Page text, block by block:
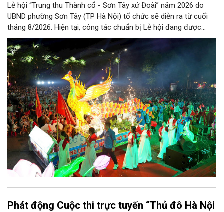
Lễ hội “Trung thu Thành cổ - Sơn Tây xứ Đoài” năm 2026 do
UBND phường Sơn Tây (TP Hà Nội) tổ chức sẽ diễn ra từ cuối
tháng 8/2026. Hiện tại, công tác chuẩn bị Lễ hội đang được
chính quyền phường Sơn Tây cùng các phòng, ban, ngành, đơn
vị và 25 tổ dân phố khẩn trương triển khai, tạo khí thế sôi nổi,
sẵn sàng mang đến cho Nhân dân và du khách một mùa Trung
thu quy mô, đặc sắc và giàu bản sắc văn hóa xứ Đoài.
Phát động Cuộc thi trực tuyến “Thủ đô Hà Nội